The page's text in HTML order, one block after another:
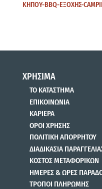
ΚΗΠΟΥ-BBQ-ΕΞΟΧΗΣ-
ΧΡΗΣΙΜΑ
ΤΟ ΚΑΤΑΣΤΗΜΑ
ΕΠΙΚΟΙΝΩΝΙΑ
ΚΑΡΙΕΡΑ
ΟΡΟΙ ΧΡΗΣΗΣ
ΠΟΛΙΤΙΚΗ ΑΠΟΡΡΗΤΟΥ
ΔΙΑΔΙΚΑΣΙΑ
ΚΟΣΤΟΣ ΜΕΤΑΦΟΡΙΚΩΝ
ΗΜΕΡΕΣ & ΩΡΕΣ
ΤΡΟΠΟΙ ΠΛΗΡΩΜΗΣ